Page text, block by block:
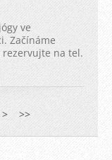
ve
Začínáme
na tel.
> >>